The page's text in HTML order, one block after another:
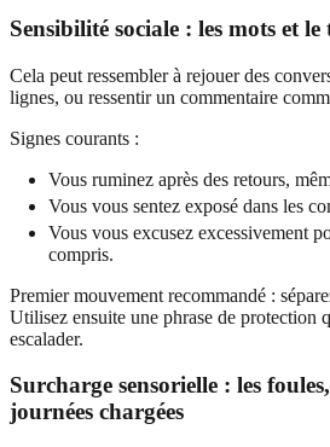
Sensibilité sociale : les mots et
Cela peut ressembler à rejouer des
lignes, ou ressentir un commentaire
Signes courants :
Vous ruminez après des retours,
Vous vous sentez exposé dans les
Vous vous excusez excessivement
compris.
Premier mouvement recommandé :
Utilisez ensuite une phrase de protection
escalader.
Surcharge sensorielle : les
journées chargées